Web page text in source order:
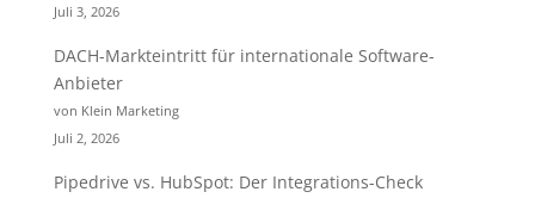
Juli 3, 2026
DACH-Markteintritt für internationale Software-
Anbieter
von Klein Marketing
Juli 2, 2026
Pipedrive vs. HubSpot: Der Integrations-Check